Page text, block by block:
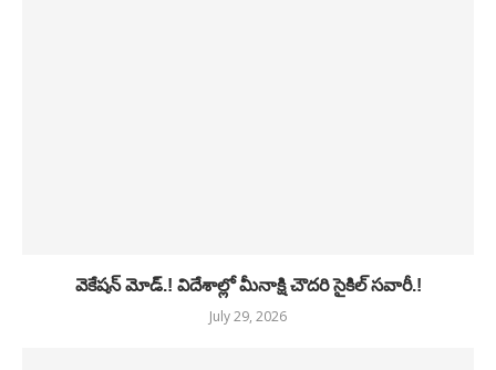
వెకేషన్ మోడ్.! విదేశాల్లో మీనాక్షి చౌదరి సైకిల్ సవారీ.!
July 29, 2026